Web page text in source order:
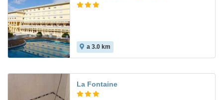
a 3.0 km
La Fontaine